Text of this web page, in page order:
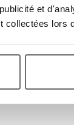
et
collectées lors